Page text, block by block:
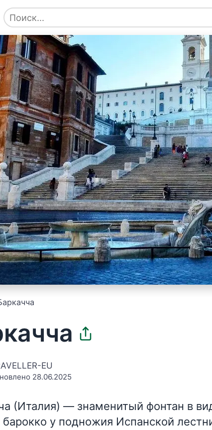
EU
28.06.2025
(Италия) — знаменитый фонтан в
барокко у подножия Испанской